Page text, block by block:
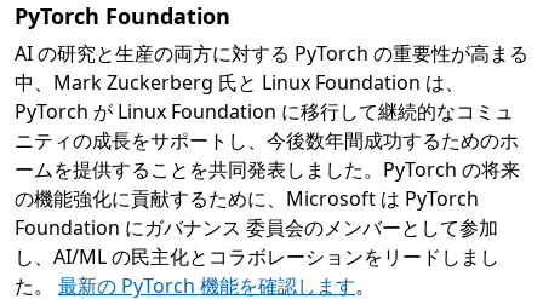
PyTorch Foundation
AI の研究と生産の両方に対する PyTorch の重要性が高まる
中、Mark Zuckerberg 氏と Linux Foundation は、
PyTorch が Linux Foundation に移行して継続的なコミュ
ニティの成長をサポートし、今後数年間成功するためのホ
ームを提供することを共同発表しました。PyTorch の将来
の機能強化に貢献するために、Microsoft は PyTorch
Foundation にガバナンス 委員会のメンバーとして参加
し、AI/ML の民主化とコラボレーションをリードしまし
た。 最新の PyTorch 機能を確認します。